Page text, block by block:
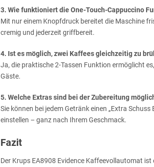
3. Wie funktioniert die One-Touch-Cappuccino
Mit nur einem Knopfdruck bereitet die Maschine
cremig und jederzeit griffbereit.
4. Ist es möglich, zwei Kaffees gleichzeitig zu
Ja, die praktische 2-Tassen Funktion ermöglicht
Gäste.
5. Welche Extras sind bei der Zubereitung
Sie können bei jedem Getränk einen „Extra
einstellen – ganz nach Ihrem Geschmack.
Fazit
Der Krups EA8908 Evidence Kaffeevollautomat